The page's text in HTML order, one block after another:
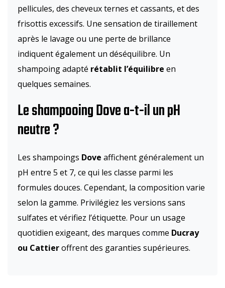
pellicules, des cheveux ternes et cassants, et des
frisottis excessifs. Une sensation de tiraillement
après le lavage ou une perte de brillance
indiquent également un déséquilibre. Un
shampoing adapté rétablit l’équilibre en
quelques semaines.
Le shampooing Dove a-t-il un pH
neutre ?
Les shampoings Dove affichent généralement un
pH entre 5 et 7, ce qui les classe parmi les
formules douces. Cependant, la composition varie
selon la gamme. Privilégiez les versions sans
sulfates et vérifiez l’étiquette. Pour un usage
quotidien exigeant, des marques comme Ducray
ou Cattieroffrent des garanties supérieures.